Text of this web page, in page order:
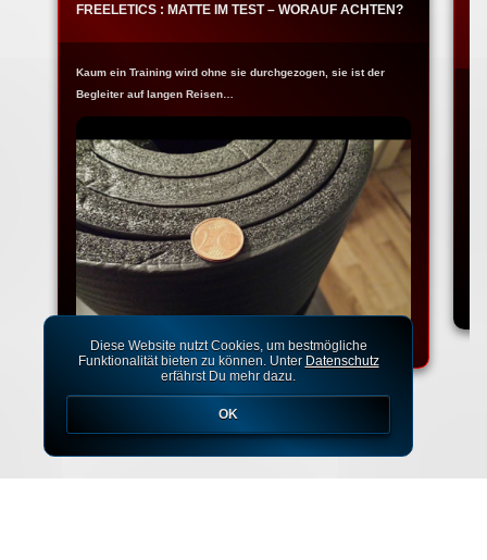
FREELETICS : MATTE IM TEST – WORAUF ACHTEN?
Kaum ein Training wird ohne sie durchgezogen, sie ist der
Begleiter auf langen Reisen…
Diese Website nutzt Cookies, um bestmögliche
Funktionalität bieten zu können. Unter Datenschutz
erfährst Du mehr dazu.
OK